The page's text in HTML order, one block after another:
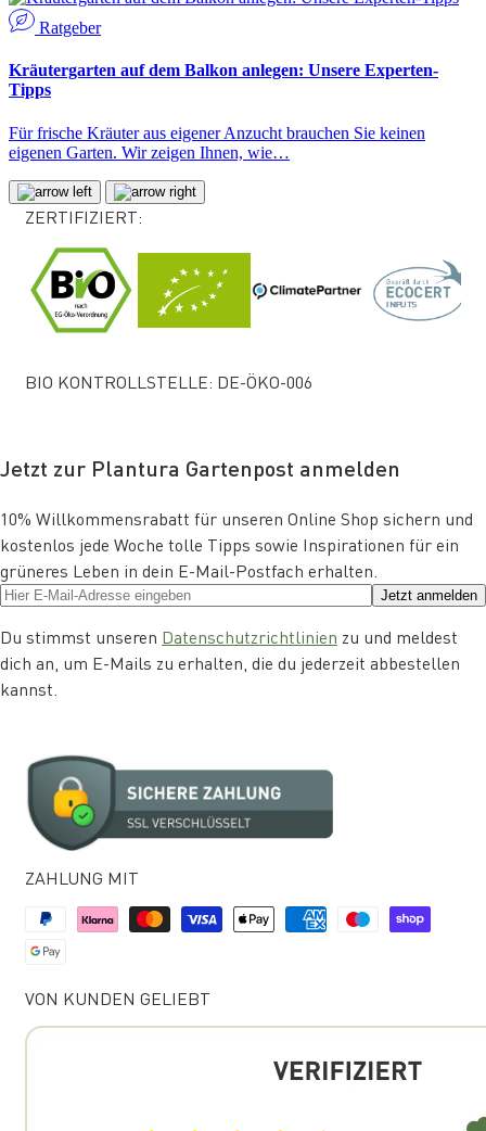
Ratgeber
Kräutergarten auf dem Balkon anlegen: Unsere Experten-
Tipps
Für frische Kräuter aus eigener Anzucht brauchen Sie keinen
eigenen Garten. Wir zeigen Ihnen, wie…
ZERTIFIZIERT:
BIO KONTROLLSTELLE: DE-ÖKO-006
Jetzt zur Plantura Gartenpost anmelden
10% Willkommensrabatt für unseren Online Shop sichern und
kostenlos jede Woche tolle Tipps sowie Inspirationen für ein
grüneres Leben in dein E-Mail-Postfach erhalten.
Jetzt anmelden
Du stimmst unseren Datenschutzrichtlinien zu und meldest
dich an, um E-Mails zu erhalten, die du jederzeit abbestellen
kannst.
ZAHLUNG MIT
VON KUNDEN GELIEBT